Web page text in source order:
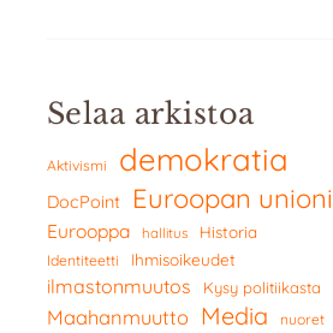
Selaa arkistoa
Aktivismi demokratia
DocPoint Euroopan unioni
Eurooppa hallitus Historia
Identiteetti Ihmisoikeudet
ilmastonmuutos Kysy politiikasta
Maahanmuutto Media nuoret